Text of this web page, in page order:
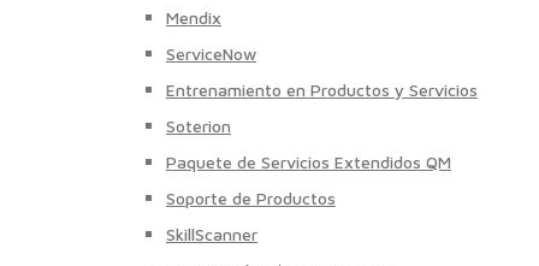
Mendix
ServiceNow
Entrenamiento en Productos y Servicios
Soterion
Paquete de Servicios Extendidos QM
Soporte de Productos
SkillScanner